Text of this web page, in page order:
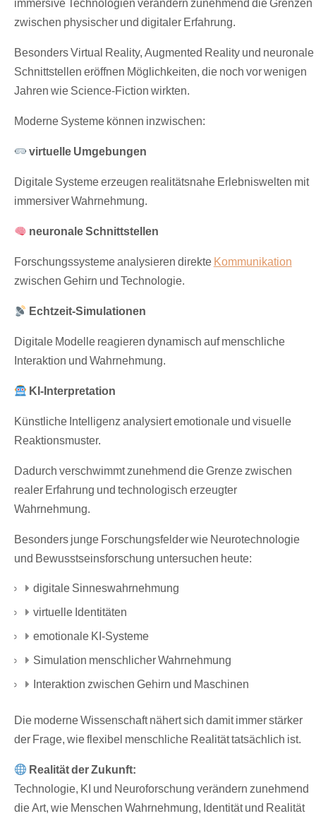
zwischen physischer und digitaler Erfahrung.
Besonders Virtual Reality, Augmented Reality und neuronale
Schnittstellen eröffnen Möglichkeiten, die noch vor wenigen
Jahren wie Science-Fiction wirkten.
Moderne Systeme können inzwischen:
virtuelle Umgebungen
Digitale Systeme erzeugen realitätsnahe Erlebniswelten mit
immersiver Wahrnehmung.
neuronale Schnittstellen
Forschungssysteme analysieren direkte Kommunikation
zwischen Gehirn und Technologie.
Echtzeit-Simulationen
Digitale Modelle reagieren dynamisch auf menschliche
Interaktion und Wahrnehmung.
KI-Interpretation
Künstliche Intelligenz analysiert emotionale und visuelle
Reaktionsmuster.
Dadurch verschwimmt zunehmend die Grenze zwischen
realer Erfahrung und technologisch erzeugter
Wahrnehmung.
Besonders junge Forschungsfelder wie Neurotechnologie
und Bewusstseinsforschung untersuchen heute:
digitale Sinneswahrnehmung
virtuelle Identitäten
emotionale KI-Systeme
Simulation menschlicher Wahrnehmung
Interaktion zwischen Gehirn und Maschinen
Die moderne Wissenschaft nähert sich damit immer stärker
der Frage, wie flexibel menschliche Realität tatsächlich ist.
Realität der Zukunft:
Technologie, KI und Neuroforschung verändern zunehmend
die Art, wie Menschen Wahrnehmung, Identität und Realität